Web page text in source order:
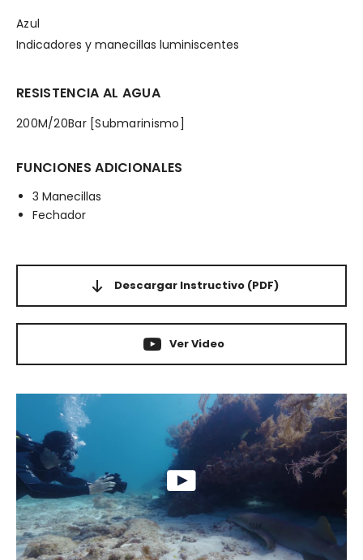
Azul
Indicadores y manecillas luminiscentes
RESISTENCIA AL AGUA
200M/20Bar [Submarinismo]
FUNCIONES ADICIONALES
3 Manecillas
Fechador
Descargar Instructivo (PDF)
Ver Video